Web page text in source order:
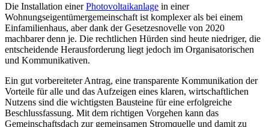
Die Installation einerPhotovoltaikanlage in einer
Wohnungseigentümergemeinschaft ist komplexer als bei einem
Einfamilienhaus, aber dank der Gesetzesnovelle von 2020
machbarer denn je. Die rechtlichen Hürden sind heute niedriger, die
entscheidende Herausforderung liegt jedoch im Organisatorischen
und Kommunikativen.
Ein gut vorbereiteter Antrag, eine transparente Kommunikation der
Vorteile für alle und das Aufzeigen eines klaren, wirtschaftlichen
Nutzens sind die wichtigsten Bausteine für eine erfolgreiche
Beschlussfassung. Mit dem richtigen Vorgehen kann das
Gemeinschaftsdach zur gemeinsamen Stromquelle und damit zu